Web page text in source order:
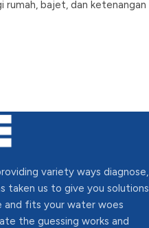
rumah, bajet, dan ketenangan
variety ways diagnose,
taken us to give you solutions
fits your water woes
the guessing works and